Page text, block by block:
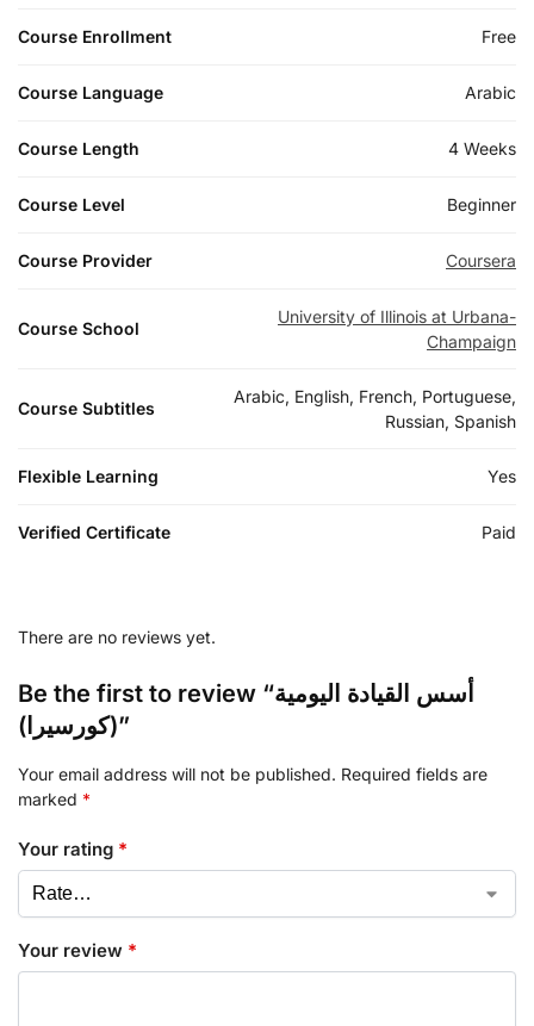
Course Enrollment Free
Course Language Arabic
Course Length 4 Weeks
Course Level Beginner
Course Provider Coursera
Course School
University of Illinois at Urbana-
Champaign
Course Subtitles
Arabic, English, French, Portuguese,
Russian, Spanish
Flexible Learning Yes
Verified Certificate Paid
There are no reviews yet.
Be the first to review “أسس القيادة اليومية
(كورسيرا)”
Your email address will not be published. Required fields are
marked *
Your rating *
Your review *